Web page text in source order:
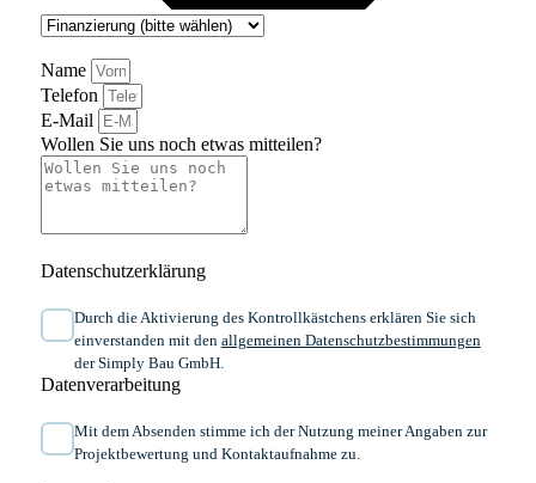
Name
Telefon
E-Mail
Wollen Sie uns noch etwas mitteilen?
Datenschutzerklärung
Durch die Aktivierung des Kontrollkästchens erklären Sie sich
einverstanden mit den allgemeinen ​Daten­schutz­bestim­mungen​​​
der Simply Bau GmbH.
Datenverarbeitung
Mit dem Absenden stimme ich der Nutzung meiner Angaben zur
Projektbewertung und Kontaktaufnahme zu.